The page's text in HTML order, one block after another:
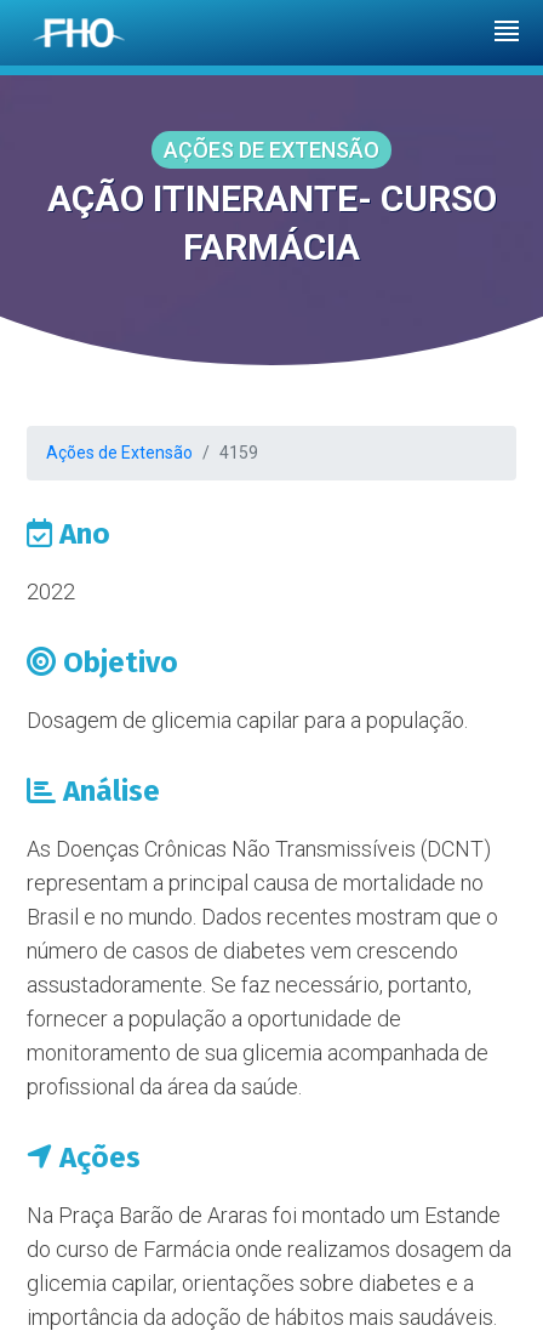
AÇÕES DE EXTENSÃO
AÇÃO ITINERANTE- CURSO
FARMÁCIA
Ações de Extensão 4159
Ano
2022
Objetivo
Dosagem de glicemia capilar para a população.
Análise
As Doenças Crônicas Não Transmissíveis (DCNT)
representam a principal causa de mortalidade no
Brasil e no mundo. Dados recentes mostram que o
número de casos de diabetes vem crescendo
assustadoramente. Se faz necessário, portanto,
fornecer a população a oportunidade de
monitoramento de sua glicemia acompanhada de
profissional da área da saúde.
Ações
Na Praça Barão de Araras foi montado um Estande
do curso de Farmácia onde realizamos dosagem da
glicemia capilar, orientações sobre diabetes e a
importância da adoção de hábitos mais saudáveis.